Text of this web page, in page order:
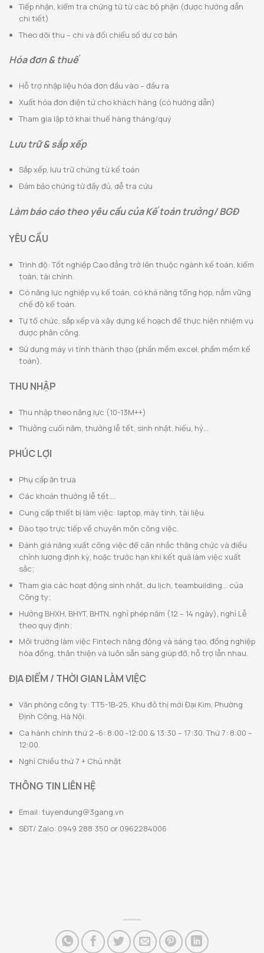
Tiếp nhận, kiểm tra chứng từ từ các bộ phận (được hướng dẫn
chi tiết)
Theo dõi thu – chi và đối chiếu số dư cơ bản
Hóa đơn & thuế
Hỗ trợ nhập liệu hóa đơn đầu vào – đầu ra
Xuất hóa đơn điện tử cho khách hàng (có hướng dẫn)
Tham gia lập tờ khai thuế hàng tháng/quý
Lưu trữ & sắp xếp
Sắp xếp, lưu trữ chứng từ kế toán
Đảm bảo chứng từ đầy đủ, dễ tra cứu
Làm báo cáo theo yêu cầu của Kế toán trưởng/ BGĐ
YÊU CẦU
Trình độ: Tốt nghiệp Cao đẳng trở lên thuộc ngành kế toán, kiểm
toán, tài chính.
Có năng lực nghiệp vụ kế toán, có khả năng tổng hợp, nắm vững
chế độ kế toán.
Tự tổ chức, sắp xếp và xây dựng kế hoạch để thực hiện nhiệm vụ
được phân công.
Sử dụng máy vi tính thành thạo (phần mềm excel, phầm mềm kế
toán).
THU NHẬP
Thu nhập theo năng lực (10-13M++)
Thưởng cuối năm, thưởng lễ tết, sinh nhật, hiếu, hỷ…
PHÚC LỢI
Phụ cấp ăn trưa
Các khoản thưởng lễ tết….
Cung cấp thiết bị làm việc: laptop, máy tính, tài liệu.
Đào tạo trực tiếp về chuyên môn công việc.
Đánh giá năng xuất công việc để cân nhắc thăng chức và điều
chỉnh lương định kỳ, hoặc trước hạn khi kết quả làm việc xuất
sắc;
Tham gia các hoạt động sinh nhật, du lịch, teambuilding… của
Công ty;
Hưởng BHXH, BHYT, BHTN, nghỉ phép năm (12 – 14 ngày), nghỉ Lễ
theo quy định;
Môi trường làm việc Fintech năng động và sáng tạo, đồng nghiệp
hòa đồng, thân thiện và luôn sẵn sàng giúp đỡ, hỗ trợ lẫn nhau.
ĐỊA ĐIỂM / THỜI GIAN LÀM VIỆC
Văn phòng công ty: TT5-1B-25, Khu đô thị mới Đại Kim, Phường
Định Công, Hà Nội.
Ca hành chính thứ 2 -6: 8:00 -12:00 & 13:30 – 17:30. Thứ 7: 8:00 –
12:00.
Nghỉ Chiều thứ 7 + Chủ nhật
THÔNG TIN LIÊN HỆ
Email: tuyendung@3gang.vn
SĐT/ Zalo: 0949 288 350 or 0962284006